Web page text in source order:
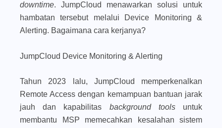
downtime. JumpCloud menawarkan solusi untuk
hambatan tersebut melalui Device Monitoring &
Alerting. Bagaimana cara kerjanya?
JumpCloud Device Monitoring & Alerting
Tahun 2023 lalu, JumpCloud memperkenalkan
Remote Access dengan kemampuan bantuan jarak
jauh dan kapabilitas background tools untuk
membantu MSP memecahkan kesalahan sistem